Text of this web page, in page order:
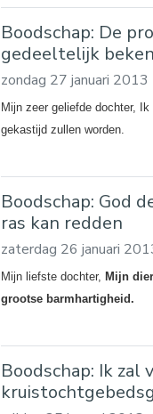
Boodschap: De
gedeeltelijk
zondag 27 januari 2013
Mijn zeer geliefde dochter,
gekastijd zullen worden.
Boodschap: God
ras kan redden
zaterdag 26 januari
Mijn liefste dochter, Mijn
grootse barmhartigheid.
Boodschap: Ik